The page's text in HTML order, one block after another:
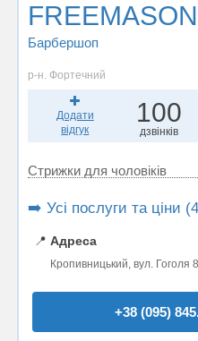
Барбершоп
р-н. Фортечний
Додати
відгук
100
дзвінків
Стрижки для чоловіків
➡️ Усі послуги та ціни
📍 Адреса
Кропивницький, вул. Гоголя
+38 (095)